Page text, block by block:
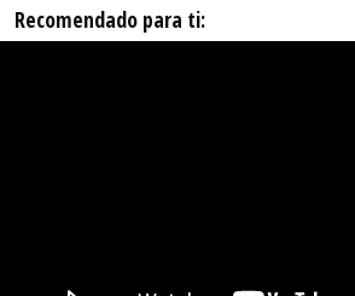
Recomendado para ti: